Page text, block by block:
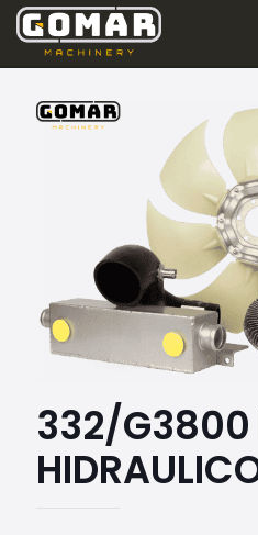
332/G3800